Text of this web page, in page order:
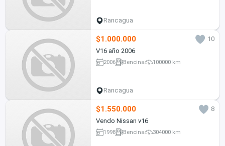
Rancagua
$1.000.000
10
V16 año 2006
2006 Bencina 100000 km
Rancagua
$1.550.000
8
Vendo Nissan v16
1998 Bencina 304000 km